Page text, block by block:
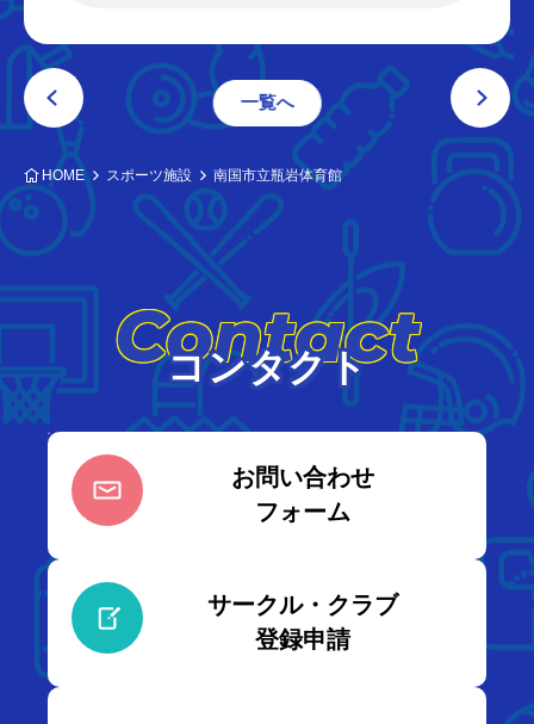
一覧へ
HOME スポーツ施設 南国市立瓶岩体育館
Contact
コンタクト
お問い合わせ
フォーム
サークル・クラブ
登録申請